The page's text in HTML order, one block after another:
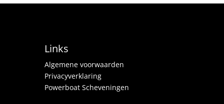
Links
Algemene voorwaarden
Privacyverklaring
Powerboat Scheveningen